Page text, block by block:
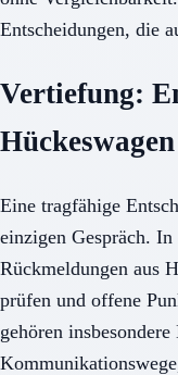
Entscheidungen, die
Vertiefung:
Hückeswagen
Eine tragfähige
einzigen Gespräch.
Rückmeldungen aus
prüfen und offene
gehören